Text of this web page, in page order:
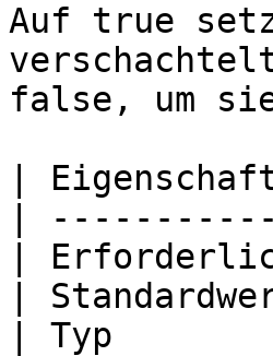
Auf true
false, um
|
|
|
|
| Typ